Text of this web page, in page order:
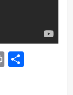
Print